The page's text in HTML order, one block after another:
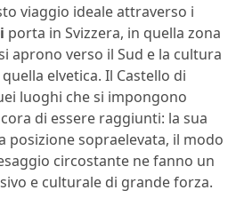
viaggio ideale attraverso i
porta in Svizzera, in quella zona
aprono verso il Sud e la cultura
elvetica. Il Castello di
luoghi che si impongono
di essere raggiunti: la sua
posizione sopraelevata, il modo
circostante ne fanno un
e culturale di grande forza.